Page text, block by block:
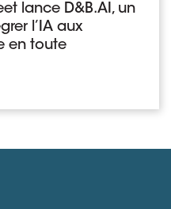
lance D&B.AI, un
l’IA aux
en toute